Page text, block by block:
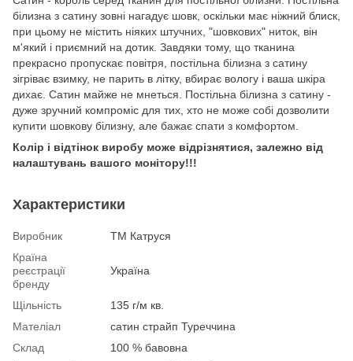
білизна з сатину зовні нагадує шовк, оскільки має ніжний блиск,
при цьому не містить ніяких штучних, "шовкових" ниток, він
м'який і приємний на дотик. Завдяки тому, що тканина
прекрасно пропускає повітря, постільна білизна з сатину
зігріває взимку, не парить в літку, вбирає вологу і ваша шкіра
дихає. Сатин майже не мнеться. Постільна білизна з сатину -
дуже зручний компроміс для тих, хто не може собі дозволити
купити шовкову білизну, але бажає спати з комфортом.
Колір і відтінок виробу може відрізнятися, залежно від
налаштувань вашого монітору!!!
Характеристики
Виробник
ТМ Катруся
Країна
реєстрації
бренду
Україна
Щільність
135 г/м кв.
Мателіал
сатин страйп Туреччина
Склад
100 % бавовна